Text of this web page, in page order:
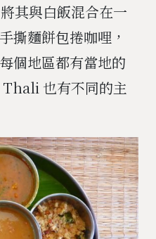
其與白飯混合在一
撕麵餅包捲咖哩，
個地區都有當地的
也有不同的主